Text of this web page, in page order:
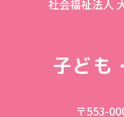
社会福祉法人
子ども
〒553-